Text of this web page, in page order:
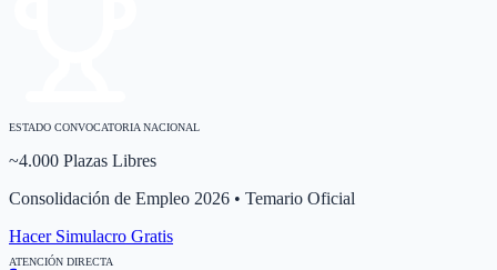
ESTADO CONVOCATORIA NACIONAL
~4.000 Plazas Libres
Consolidación de Empleo 2026 • Temario Oficial
Hacer Simulacro Gratis
ATENCIÓN DIRECTA